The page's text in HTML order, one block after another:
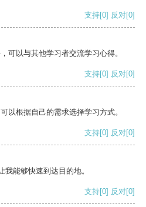
支持[0] 反对[0]
可以与其他学习者交流学习心得。
支持[0] 反对[0]
以根据自己的需求选择学习方式。
支持[0] 反对[0]
能够快速到达目的地。
支持[0] 反对[0]